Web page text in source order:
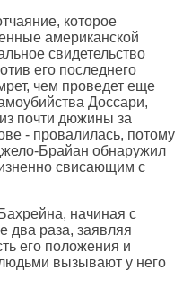
которое
американской
свидетельство
его последнего
чем проведет еще
Доссари,
почти дюжины за
- провалилась, потому
Брайан обнаружил
свисающим с
начиная с
два раза, заявляя
его положения и
вызывают у него